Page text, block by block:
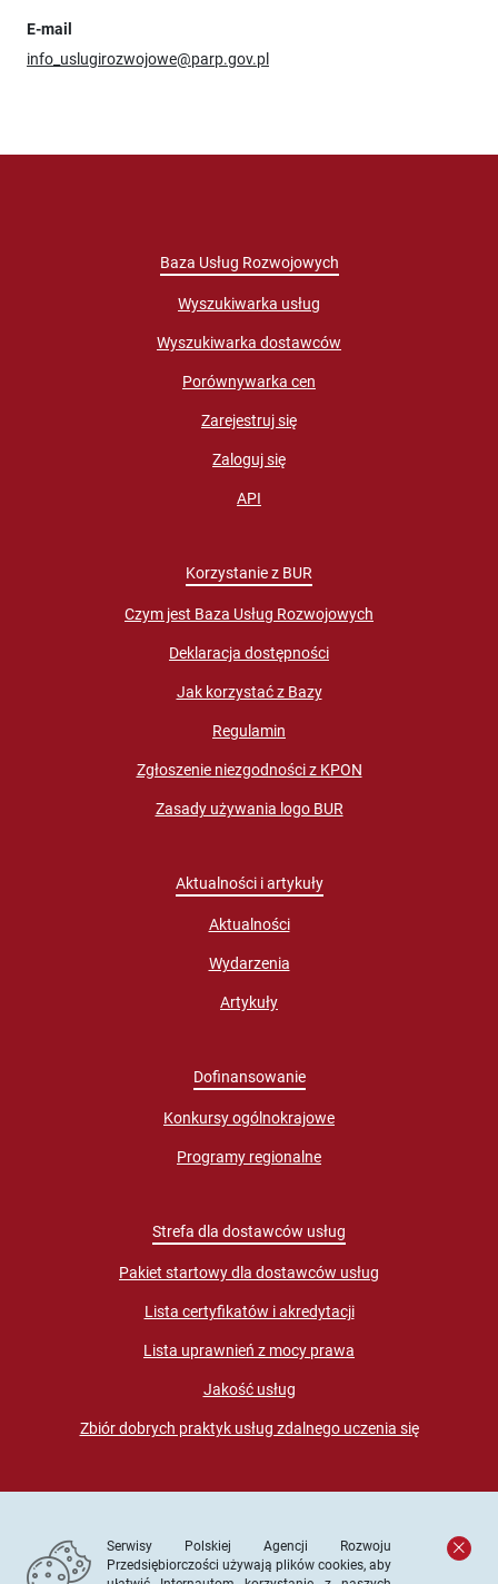
E-mail
info_uslugirozwojowe@parp.gov.pl
Baza Usług Rozwojowych
Wyszukiwarka usług
Wyszukiwarka dostawców
Porównywarka cen
Zarejestruj się
Zaloguj się
API
Korzystanie z BUR
Czym jest Baza Usług Rozwojowych
Deklaracja dostępności
Jak korzystać z Bazy
Regulamin
Zgłoszenie niezgodności z KPON
Zasady używania logo BUR
Aktualności i artykuły
Aktualności
Wydarzenia
Artykuły
Dofinansowanie
Konkursy ogólnokrajowe
Programy regionalne
Strefa dla dostawców usług
Pakiet startowy dla dostawców usług
Lista certyfikatów i akredytacji
Lista uprawnień z mocy prawa
Jakość usług
Zbiór dobrych praktyk usług zdalnego uczenia się
Serwisy Polskiej Agencji Rozwoju
Przedsiębiorczości używają plików cookies, aby